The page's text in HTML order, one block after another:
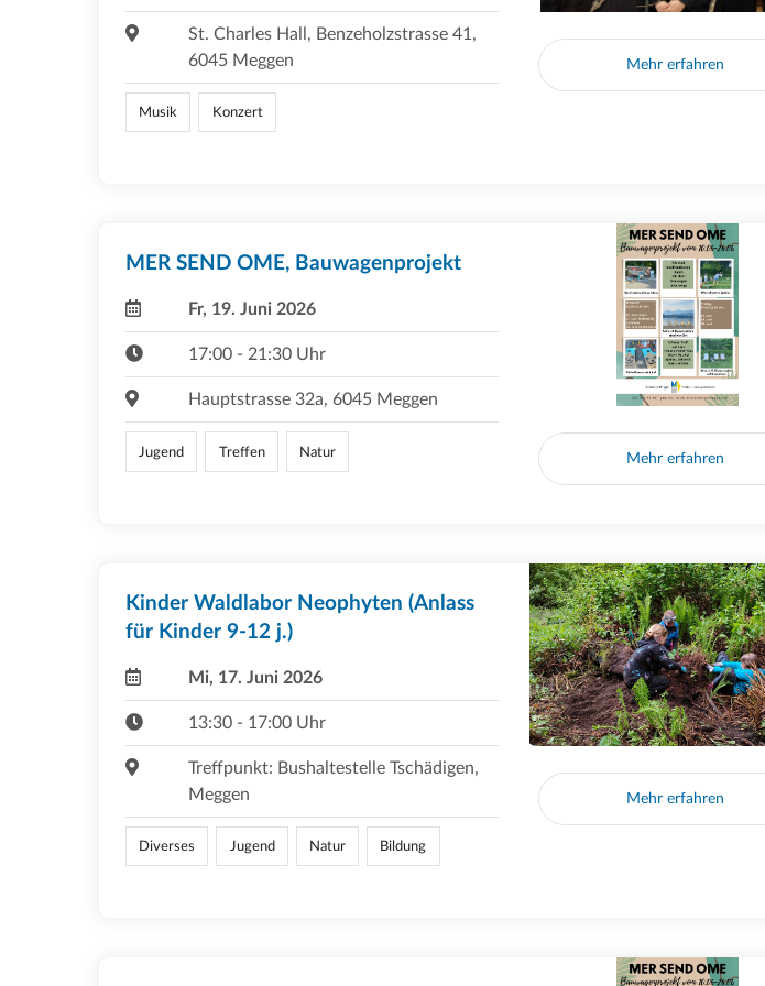
St. Charles Hall, Benzeholzstrasse 41,
6045 Meggen
Musik Konzert
Mehr erfahren
MER SEND OME, Bauwagenprojekt
Fr, 19. Juni 2026
17:00 - 21:30 Uhr
Hauptstrasse 32a, 6045 Meggen
Jugend Treffen Natur Mehr erfahren
Kinder Waldlabor Neophyten (Anlass
für Kinder 9-12 j.)
Mi, 17. Juni 2026
13:30 - 17:00 Uhr
Treffpunkt: Bushaltestelle Tschädigen,
Meggen
Diverses Jugend Natur Bildung
Mehr erfahren